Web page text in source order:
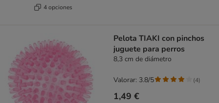
4 opciones
Pelota TIAKI con pinchos
juguete para perros
8,3 cm de diámetro
1,49 €
Valorar: 3.8/5 (4)